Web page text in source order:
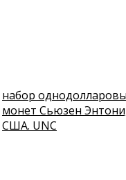
набор
монет Сьюзен
США. UNC